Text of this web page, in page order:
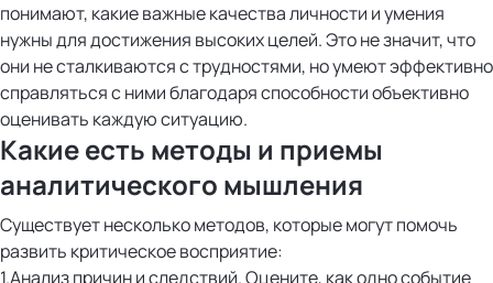
понимают, какие важные качества личности и умения
нужны для достижения высоких целей. Это не значит, что
они не сталкиваются с трудностями, но умеют эффективно
справляться с ними благодаря способности объективно
оценивать каждую ситуацию.
Какие есть методы и приемы
аналитического мышления
Существует несколько методов, которые могут помочь
развить критическое восприятие:
Анализ причин и следствий. Оцените, как одно событие